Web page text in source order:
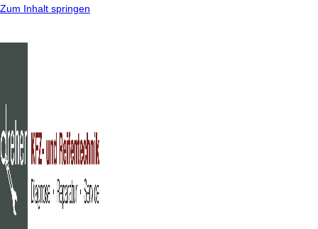
Zum Inhalt springen